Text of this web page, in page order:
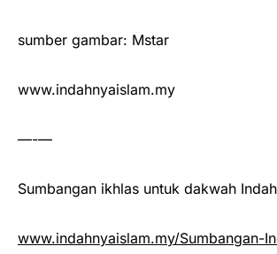
sumber gambar: Mstar
www.indahnyaislam.my
—-—
Sumbangan ikhlas untuk dakwah
www.indahnyaislam.my/Sumbangan-